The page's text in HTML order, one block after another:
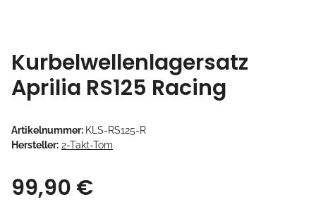
Kurbelwellenlagersatz
Aprilia RS125 Racing
Artikelnummer: KLS-RS125-R
Hersteller: 2-Takt-Tom
99,90 €